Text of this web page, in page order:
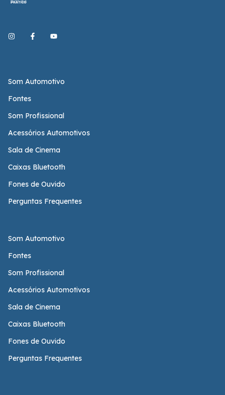
Som Automotivo
Fontes
Som Profissional
Acessórios Automotivos
Sala de Cinema
Caixas Bluetooth
Fones de Ouvido
Perguntas Frequentes
Som Automotivo
Fontes
Som Profissional
Acessórios Automotivos
Sala de Cinema
Caixas Bluetooth
Fones de Ouvido
Perguntas Frequentes